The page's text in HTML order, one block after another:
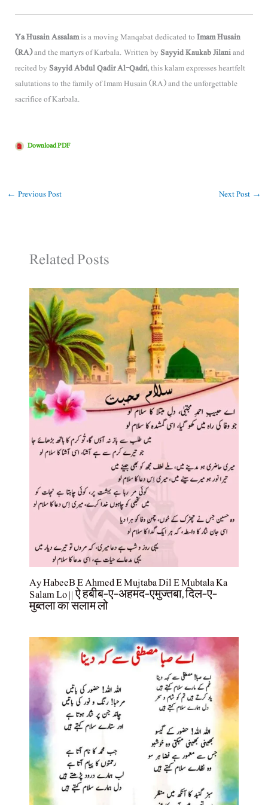
Ya Husain Assalamis a moving Manqabat dedicated toImam Husain
(RA)and the martyrs of Karbala. Written by Sayyid Kaukab Jilaniand
recited by Sayyid Abdul Qadir Al-Qadri, this kalam expresses heartfelt
salutations to the family of Imam Husain (RA) and the unforgettable
sacrifice of Karbala.
Download PDF
← Previous Post Next Post →
Related Posts
Ay HabeeB E Ahmed E Mujtaba Dil E Mubtala Ka
Salam Lo || ऐ हबीब-ए-अहमद-एमुज्तबा, दिल-ए-
मुब्तला का सलाम लो